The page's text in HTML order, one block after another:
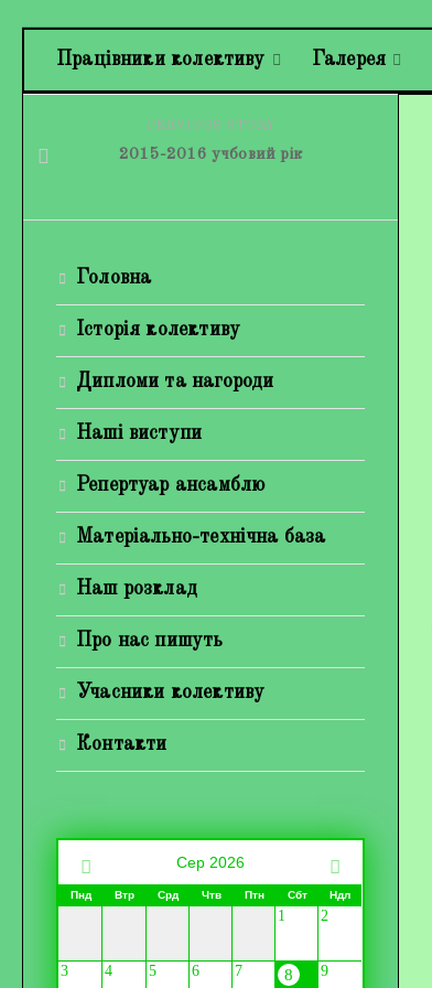
Працівники колективу Галерея
PREVIOUS STORY
2015-2016 учбовий рік
Головна
Історія колективу
Дипломи та нагороди
Наші виступи
Репертуар ансамблю
Матеріально-технічна база
Наш розклад
Про нас пишуть
Учасники колективу
Контакти
Сер 2026
Пнд Втр Срд Чтв Птн Сбт Ндл
1 2
3 4 5 6 7 8 9